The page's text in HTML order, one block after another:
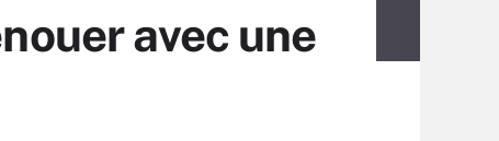
avec une